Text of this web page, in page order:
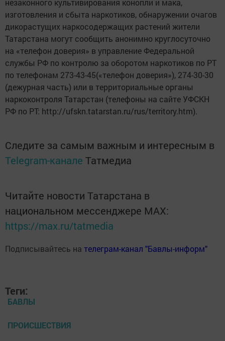
незаконного культивирования конопли и мака,
изготовления и сбыта наркотиков, обнаружении очагов
дикорастущих наркосодержащих растений жители
Татарстана могут сообщить анонимно круглосуточно
на «телефон доверия» в управление Федеральной
службы РФ по контролю за оборотом наркотиков по РТ
по телефонам 273-43-45(«телефон доверия»), 274-30-30
(дежурная часть) или в территориальные органы
наркоконтроля Татарстан (телефоны на сайте УФСКН
РФ по РТ: http://ufskn.tatarstan.ru/rus/territory.htm).
Следите за самым важным и интересным в
Telegram-канале Татмедиа
Читайте новости Татарстана в
национальном мессенджере MАХ:
https://max.ru/tatmedia
Подписывайтесь на телеграм-канал "Бавлы-информ"
Теги:
БАВЛЫ
ПРОИСШЕСТВИЯ